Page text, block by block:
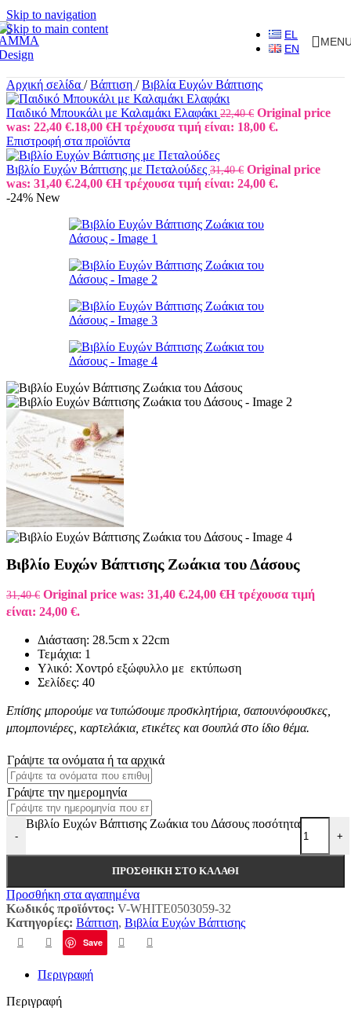
Skip to navigation
Skip to main content
EL
EN
Αρχική σελίδα / Βάπτιση / Βιβλία Ευχών Βάπτισης
Παιδικό Μπουκάλι με Καλαμάκι Ελαφάκι 22,40€ Original price
was: 22,40 €.18,00 €Η τρέχουσα τιμή είναι: 18,00 €.
Επιστροφή στα προϊόντα
Βιβλίο Ευχών Βάπτισης με Πεταλούδες 31,40€ Original price
was: 31,40 €.24,00 €Η τρέχουσα τιμή είναι: 24,00 €.
-24% New
Βιβλίο Ευχών Βάπτισης Ζωάκια του Δάσους
31,40€ Original price was: 31,40 €.24,00 €Η τρέχουσα τιμή
είναι: 24,00 €.
Διάσταση: 28.5cm x 22cm
Τεμάχια: 1
Υλικό: Χοντρό εξώφυλλο με εκτύπωση
Σελίδες: 40
Επίσης μπορούμε να τυπώσουμε προσκλητήρια, σαπουνόφουσκες,
μπομπονιέρες, καρτελάκια, ετικέτες και σουπλά στο ίδιο θέμα.
Γράψτε τα ονόματα ή τα αρχικά
Γράψτε την ημερομηνία
-
Βιβλίο Ευχών Βάπτισης Ζωάκια του Δάσους ποσότητα
+
ΠΡΟΣΘΉΚΗ ΣΤΟ ΚΑΛΆΘΙ
Προσθήκη στα αγαπημένα
Κωδικός προϊόντος: V-WHITE0503059-32
Κατηγορίες: Βάπτιση, Βιβλία Ευχών Βάπτισης
Save
Περιγραφή
Περιγραφή